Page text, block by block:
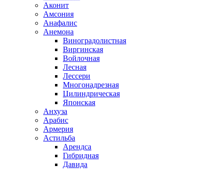
Аконит
Амсония
Анафалис
Анемона
Виноградолистная
Виргинская
Войлочная
Лесная
Лессери
Многонадрезная
Цилиндрическая
Японская
Анхуза
Арабис
Армерия
Астильба
Арендса
Гибридная
Давида